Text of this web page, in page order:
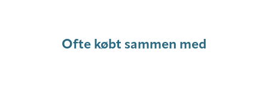
Ofte købt sammen med